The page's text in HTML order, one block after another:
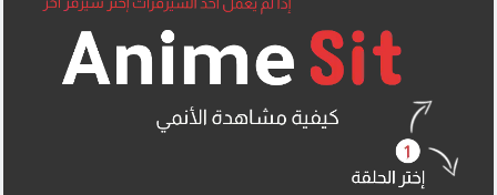
SBLANH
SBLANH
SBLANH